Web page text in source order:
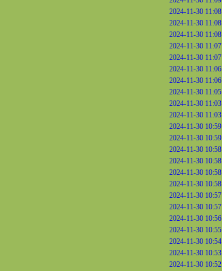
2024-11-30 11:08
2024-11-30 11:08
2024-11-30 11:08
2024-11-30 11:07
2024-11-30 11:07
2024-11-30 11:06
2024-11-30 11:06
2024-11-30 11:05
2024-11-30 11:03
2024-11-30 11:03
2024-11-30 10:59
2024-11-30 10:59
2024-11-30 10:58
2024-11-30 10:58
2024-11-30 10:58
2024-11-30 10:58
2024-11-30 10:57
2024-11-30 10:57
2024-11-30 10:56
2024-11-30 10:55
2024-11-30 10:54
2024-11-30 10:53
2024-11-30 10:52